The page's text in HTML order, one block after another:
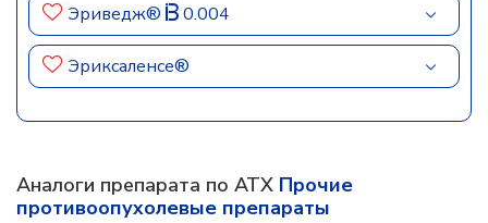
Эриведж® 0.004
Эриксаленсе®
Аналоги препарата по АТХ Прочие
противоопухолевые препараты